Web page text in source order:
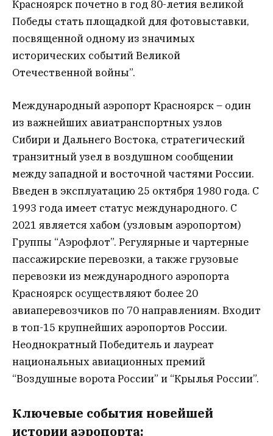
Красноярск почетно в год 80-летия великой
Победы стать площадкой для фотовыставки,
посвященной одному из значимых
исторических событий Великой
Отечественной войны”.
Международный аэропорт Красноярск – один
из важнейших авиатранспортных узлов
Сибири и Дальнего Востока, стратегический
транзитный узел в воздушном сообщении
между западной и восточной частями России.
Введен в эксплуатацию 25 октября 1980 года. С
1993 года имеет статус международного. С
2021 является хабом (узловым аэропортом)
Группы “Аэрофлот”. Регулярные и чартерные
пассажирские перевозки, а также грузовые
перевозки из международного аэропорта
Красноярск осуществляют более 20
авиаперевозчиков по 70 направлениям. Входит
в топ-15 крупнейших аэропортов России.
Неоднократный Победитель и лауреат
национальных авиационных премий
“Воздушные ворота России” и “Крылья России”.
Ключевые события новейшей
истории аэропорта: